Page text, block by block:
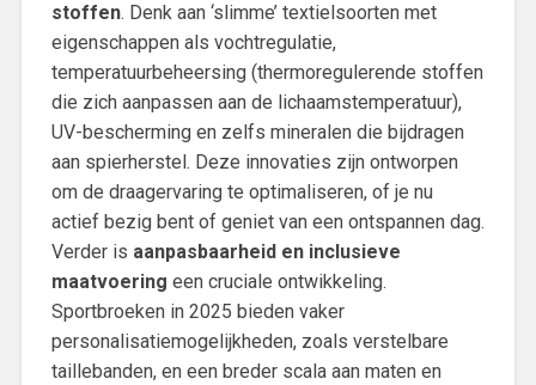
stoffen. Denk aan ‘slimme’ textielsoorten met
eigenschappen als vochtregulatie,
temperatuurbeheersing (thermoregulerende stoffen
die zich aanpassen aan de lichaamstemperatuur),
UV-bescherming en zelfs mineralen die bijdragen
aan spierherstel. Deze innovaties zijn ontworpen
om de draagervaring te optimaliseren, of je nu
actief bezig bent of geniet van een ontspannen dag.
Verder is aanpasbaarheid en inclusieve
maatvoering een cruciale ontwikkeling.
Sportbroeken in 2025 bieden vaker
personalisatiemogelijkheden, zoals verstelbare
taillebanden, en een breder scala aan maten en